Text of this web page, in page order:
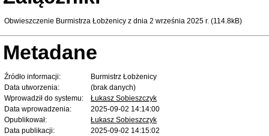
Obwieszczenie Burmistrza Łobżenicy z dnia 2 września 2025 r. (114.8kB)
Metadane
Źródło informacji:
Burmistrz Łobżenicy
Data utworzenia:
(brak danych)
Wprowadził do systemu:
Łukasz Sobieszczyk
Data wprowadzenia:
2025-09-02 14:14:00
Opublikował:
Łukasz Sobieszczyk
Data publikacji:
2025-09-02 14:15:02